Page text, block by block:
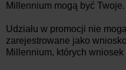
Millennium mogą być Twoje.
Udziału w promocji nie
zarejestrowane jako
Millennium, których